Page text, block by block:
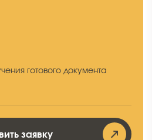
готового документа
заявку